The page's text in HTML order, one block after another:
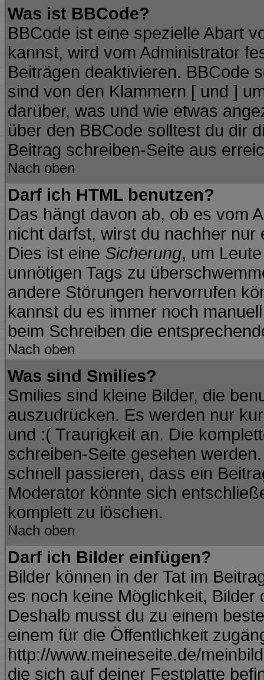
Was ist BBCode?
BBCode ist eine spezielle Abart
kannst, wird vom Administrator
Beiträgen deaktivieren. BBCode
sind von den Klammern [ und ]
darüber, was und wie etwas
über den BBCode solltest du dir
Beitrag schreiben-Seite aus
Nach oben
Darf ich HTML benutzen?
Das hängt davon ab, ob es vom
nicht darfst, wirst du nachher
Dies ist eine Sicherung, um
unnötigen Tags zu
andere Störungen hervorrufen
kannst du es immer noch
beim Schreiben die
Nach oben
Was sind Smilies?
Smilies sind kleine Bilder, die
auszudrücken. Es werden nur
und :( Traurigkeit an. Die
schreiben-Seite gesehen
schnell passieren, dass ein
Moderator könnte sich
komplett zu löschen.
Nach oben
Darf ich Bilder einfügen?
Bilder können in der Tat im
es noch keine Möglichkeit,
Deshalb musst du zu einem
einem für die Öffentlichkeit
http://www.meineseite.de/
die sich auf deiner Festplatte